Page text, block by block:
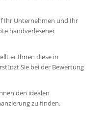
Ihr Unternehmen und Ihr
handverlesener
er Ihnen diese in
Sie bei der Bewertung
den idealen
zu finden.